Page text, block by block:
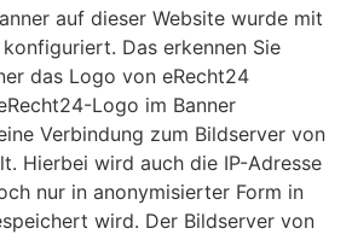
auf dieser Website wurde mit
Das erkennen Sie
das Logo von eRecht24
Logo im Banner
Verbindung zum Bildserver von
Hierbei wird auch die IP-Adresse
nur in anonymisierter Form in
wird. Der Bildserver von